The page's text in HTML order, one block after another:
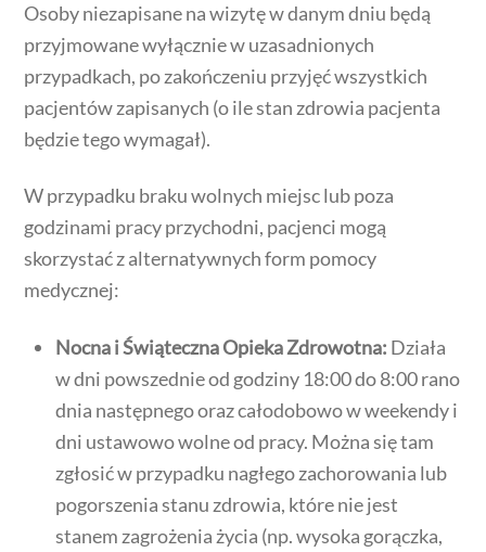
Osoby niezapisane na wizytę w danym dniu będą
przyjmowane wyłącznie w uzasadnionych
przypadkach, po zakończeniu przyjęć wszystkich
pacjentów zapisanych (o ile stan zdrowia pacjenta
będzie tego wymagał).
W przypadku braku wolnych miejsc lub poza
godzinami pracy przychodni, pacjenci mogą
skorzystać z alternatywnych form pomocy
medycznej:
Nocna i Świąteczna Opieka Zdrowotna: Działa
w dni powszednie od godziny 18:00 do 8:00 rano
dnia następnego oraz całodobowo w weekendy i
dni ustawowo wolne od pracy. Można się tam
zgłosić w przypadku nagłego zachorowania lub
pogorszenia stanu zdrowia, które nie jest
stanem zagrożenia życia (np. wysoka gorączka,